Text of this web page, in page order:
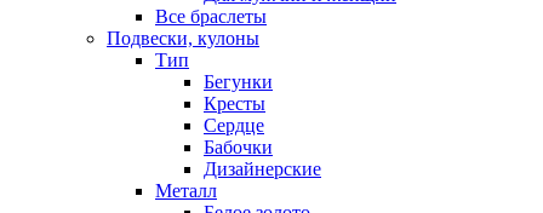
Все браслеты
Подвески, кулоны
Тип
Бегунки
Кресты
Сердце
Бабочки
Дизайнерские
Металл